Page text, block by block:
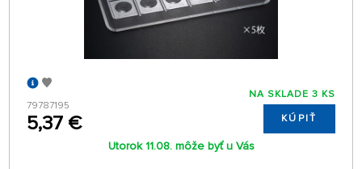
79787195
5,37 €
NA SKLADE 3 KS
KÚPIŤ
Utorok 11.08. môže byť u Vás